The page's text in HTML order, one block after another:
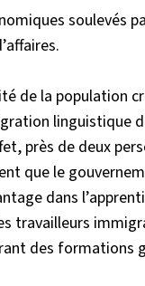
soulevés
de la population
linguistique
près de deux
que le
dans
travailleurs
des formations